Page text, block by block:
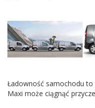
Ładowność samochodu
Maxi może ciągnąć